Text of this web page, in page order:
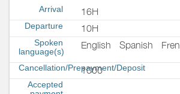
Arrival 16H
Departure 10H
Spoken
language(s)
English Spanish
Cancellation/Prepayment/Deposit
1000
Accepted